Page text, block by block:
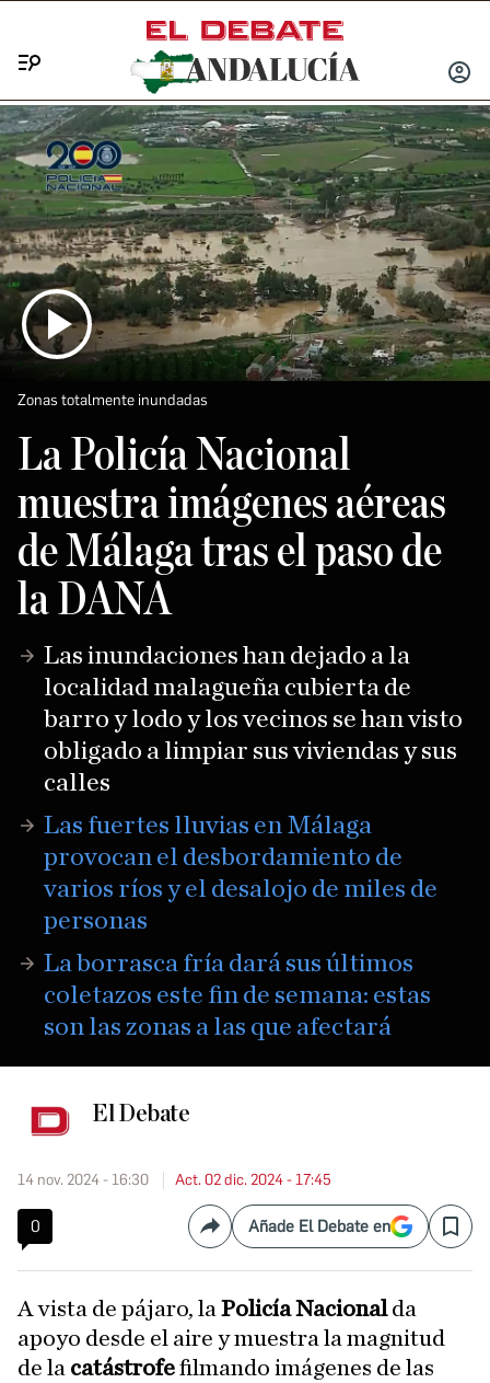
INICIAR
SESIÓN
Zonas totalmente inundadas
La Policía Nacional
muestra imágenes aéreas
de Málaga tras el paso de
la DANA
Las inundaciones han dejado a la
localidad malagueña cubierta de
barro y lodo y los vecinos se han visto
obligado a limpiar sus viviendas y sus
calles
Las fuertes lluvias en Málaga
provocan el desbordamiento de
varios ríos y el desalojo de miles de
personas
La borrasca fría dará sus últimos
coletazos este fin de semana: estas
son las zonas a las que afectará
El Debate
14 nov. 2024 - 16:30 Act. 02 dic. 2024 - 17:45
0 CompartirAñade El Debate en Save
A vista de pájaro, laPolicía Nacionalda
apoyo desde el aire y muestra la magnitud
de la catástrofefilmando imágenes de las